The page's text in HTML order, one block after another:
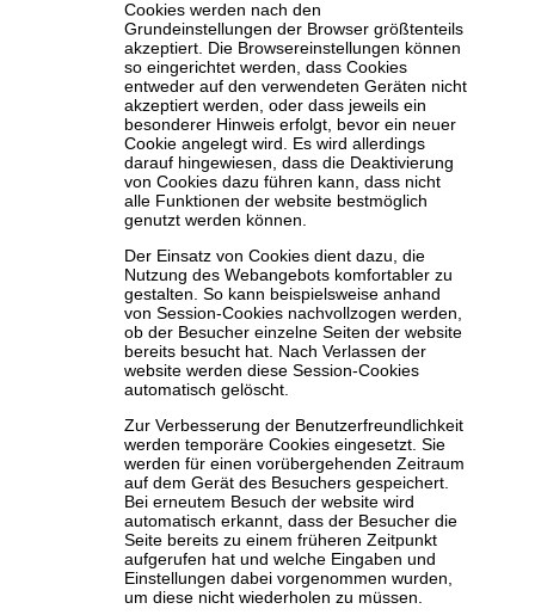
Cookies werden nach den
Grundeinstellungen der Browser größtenteils
akzeptiert. Die Browsereinstellungen können
so eingerichtet werden, dass Cookies
entweder auf den verwendeten Geräten nicht
akzeptiert werden, oder dass jeweils ein
besonderer Hinweis erfolgt, bevor ein neuer
Cookie angelegt wird. Es wird allerdings
darauf hingewiesen, dass die Deaktivierung
von Cookies dazu führen kann, dass nicht
alle Funktionen der website bestmöglich
genutzt werden können.
Der Einsatz von Cookies dient dazu, die
Nutzung des Webangebots komfortabler zu
gestalten. So kann beispielsweise anhand
von Session-Cookies nachvollzogen werden,
ob der Besucher einzelne Seiten der website
bereits besucht hat. Nach Verlassen der
website werden diese Session-Cookies
automatisch gelöscht.
Zur Verbesserung der Benutzerfreundlichkeit
werden temporäre Cookies eingesetzt. Sie
werden für einen vorübergehenden Zeitraum
auf dem Gerät des Besuchers gespeichert.
Bei erneutem Besuch der website wird
automatisch erkannt, dass der Besucher die
Seite bereits zu einem früheren Zeitpunkt
aufgerufen hat und welche Eingaben und
Einstellungen dabei vorgenommen wurden,
um diese nicht wiederholen zu müssen.